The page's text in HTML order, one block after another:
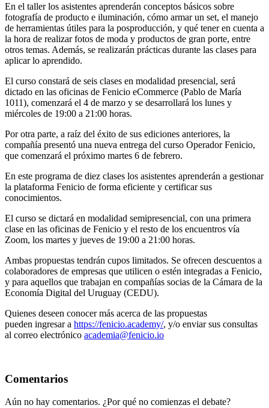
En el taller los asistentes aprenderán conceptos básicos sobre
fotografía de producto e iluminación, cómo armar un set, el manejo
de herramientas útiles para la posproducción, y qué tener en cuenta a
la hora de realizar fotos de moda y productos de gran porte, entre
otros temas. Además, se realizarán prácticas durante las clases para
aplicar lo aprendido.
El curso constará de seis clases en modalidad presencial, será
dictado en las oficinas de Fenicio eCommerce (Pablo de María
1011), comenzará el 4 de marzo y se desarrollará los lunes y
miércoles de 19:00 a 21:00 horas.
Por otra parte, a raíz del éxito de sus ediciones anteriores, la
compañía presentó una nueva entrega del curso Operador Fenicio,
que comenzará el próximo martes 6 de febrero.
En este programa de diez clases los asistentes aprenderán a gestionar
la plataforma Fenicio de forma eficiente y certificar sus
conocimientos.
El curso se dictará en modalidad semipresencial, con una primera
clase en las oficinas de Fenicio y el resto de los encuentros vía
Zoom, los martes y jueves de 19:00 a 21:00 horas.
Ambas propuestas tendrán cupos limitados. Se ofrecen descuentos a
colaboradores de empresas que utilicen o estén integradas a Fenicio,
y para aquellos que trabajan en compañías socias de la Cámara de la
Economía Digital del Uruguay (CEDU).
Quienes deseen conocer más acerca de las propuestas
pueden ingresar a https://fenicio.academy/, y/o enviar sus consultas
al correo electrónico academia@fenicio.io
Comentarios
Aún no hay comentarios. ¿Por qué no comienzas el debate?